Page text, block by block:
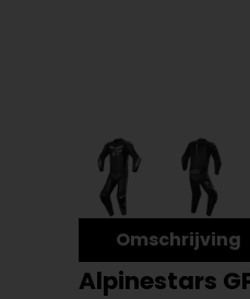
Omschrijving
Alpinestars